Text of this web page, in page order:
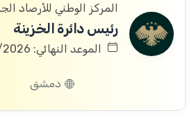
المركز الوطني للأرصاد
رئيس دائرة الخزينة
الموعد النهائي: 06/06/2026
دمشق